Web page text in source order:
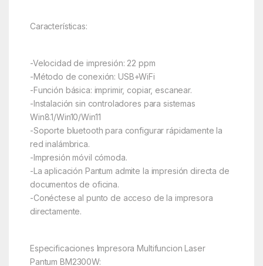
Características:
-Velocidad de impresión: 22 ppm
-Método de conexión: USB+WiFi
-Función básica: imprimir, copiar, escanear.
-Instalación sin controladores para sistemas
Win8.1/Win10/Win11
-Soporte bluetooth para configurar rápidamente la
red inalámbrica.
-Impresión móvil cómoda.
-La aplicación Pantum admite la impresión directa de
documentos de oficina.
-Conéctese al punto de acceso de la impresora
directamente.
Especificaciones Impresora Multifuncion Laser
Pantum BM2300W: